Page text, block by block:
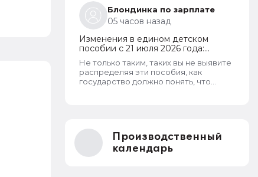
Блондинка по зарплате
05 часов назад
Изменения в едином детском
пособии с 21 июля 2026 года:
пересмотр правила нулевого
дохода и новый порядок
оформления пособий по месту
пребывания
Не только таким, таких вы не выявите
распределяя эти пособия, как
государство должно понять, что
Производственный
календарь